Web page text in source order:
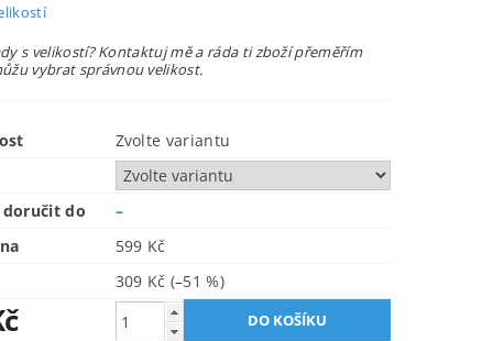
s velikostí? Kontaktuj mě a ráda ti zboží přeměřím
vybrat správnou velikost.
Zvolte variantu
doručit do
–
599 Kč
309 Kč (–51 %)